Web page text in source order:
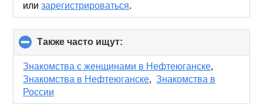
илизарегистрироваться.
Также часто ищут:
to
collapse
contents
Знакомства с женщинами в Нефтеюганске,
Знакомства в Нефтеюганске,Знакомства в
России